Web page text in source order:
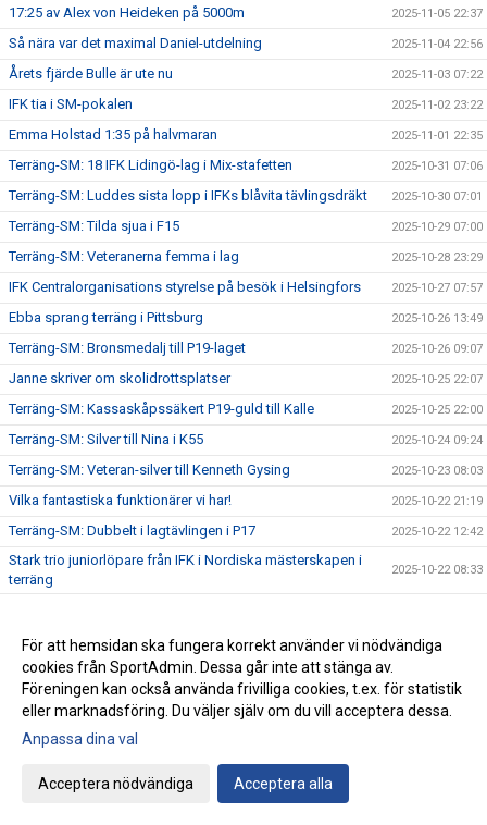
17:25 av Alex von Heideken på 5000m 2025-11-05 22:37
Så nära var det maximal Daniel-utdelning 2025-11-04 22:56
Årets fjärde Bulle är ute nu 2025-11-03 07:22
IFK tia i SM-pokalen 2025-11-02 23:22
Emma Holstad 1:35 på halvmaran 2025-11-01 22:35
Terräng-SM: 18 IFK Lidingö-lag i Mix-stafetten 2025-10-31 07:06
Terräng-SM: Luddes sista lopp i IFKs blåvita tävlingsdräkt 2025-10-30 07:01
Terräng-SM: Tilda sjua i F15 2025-10-29 07:00
Terräng-SM: Veteranerna femma i lag 2025-10-28 23:29
IFK Centralorganisations styrelse på besök i Helsingfors 2025-10-27 07:57
Ebba sprang terräng i Pittsburg 2025-10-26 13:49
Terräng-SM: Bronsmedalj till P19-laget 2025-10-26 09:07
Janne skriver om skolidrottsplatser 2025-10-25 22:07
Terräng-SM: Kassaskåpssäkert P19-guld till Kalle 2025-10-25 22:00
Terräng-SM: Silver till Nina i K55 2025-10-24 09:24
Terräng-SM: Veteran-silver till Kenneth Gysing 2025-10-23 08:03
Vilka fantastiska funktionärer vi har! 2025-10-22 21:19
Terräng-SM: Dubbelt i lagtävlingen i P17 2025-10-22 12:42
Stark trio juniorlöpare från IFK i Nordiska mästerskapen i
terräng
2025-10-22 08:33
Terräng-SM: Trippelseger i P16 2025-10-20 14:35
Terräng-SM: Överlägsen Sebbeseger i P17 2025-10-19 22:34
Andreas Movin nära att kliva under tretimmarsgränsen i
Chicago
2025-10-18 22:01
Terräng-SM: Nära, nära senior-SM-guld för Kalle
Bästa stafettiden på 2000-talet – och det med två IFKare i
För att hemsidan ska fungera korrekt använder vi nödvändiga
cookies från SportAdmin. Dessa går inte att stänga av.
Föreningen kan också använda frivilliga cookies, t.ex. för statistik
eller marknadsföring. Du väljer själv om du vill acceptera dessa.
Anpassa dina val
Acceptera nödvändiga Acceptera alla